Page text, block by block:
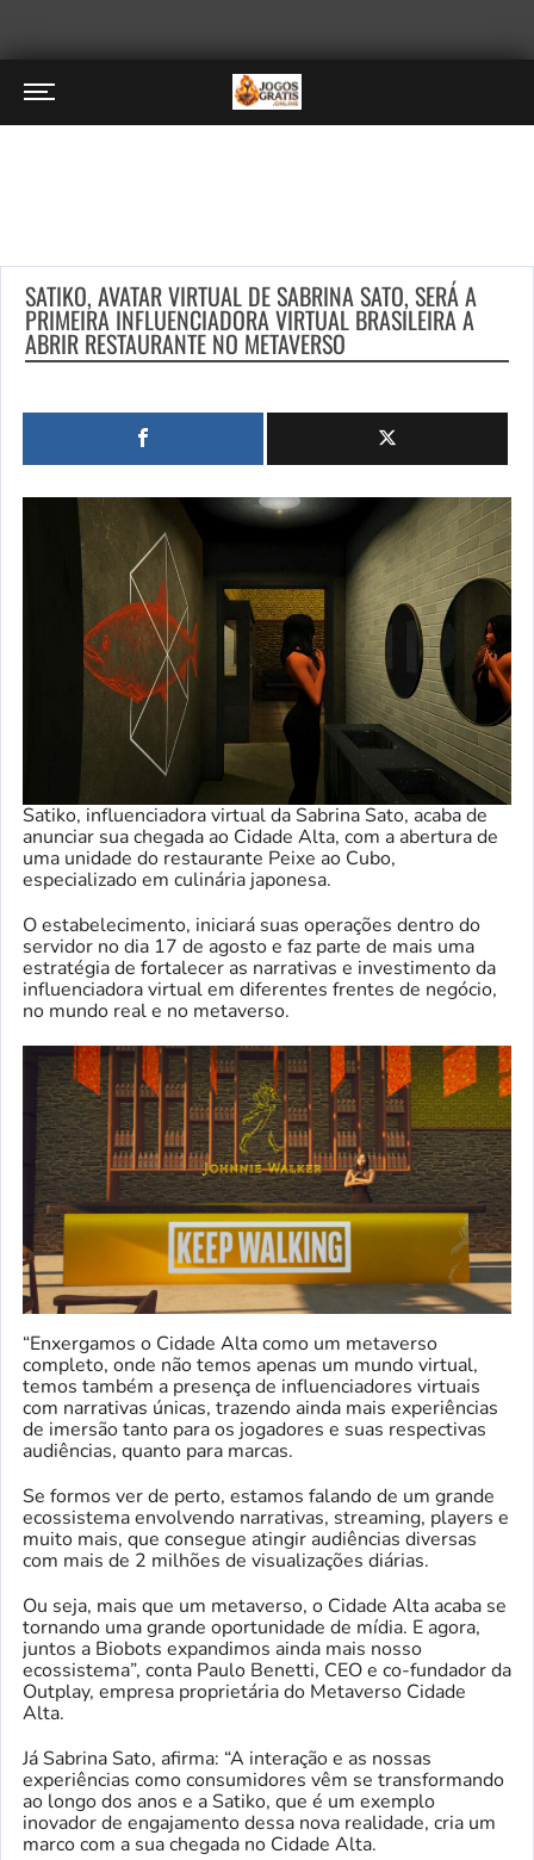
SATIKO, AVATAR VIRTUAL DE SABRINA SATO, SERÁ A
PRIMEIRA INFLUENCIADORA VIRTUAL BRASILEIRA A
ABRIR RESTAURANTE NO METAVERSO
Satiko, influenciadora virtual da Sabrina Sato, acaba de
anunciar sua chegada ao Cidade Alta, com a abertura de
uma unidade do restaurante Peixe ao Cubo,
especializado em culinária japonesa.
O estabelecimento, iniciará suas operações dentro do
servidor no dia 17 de agosto e faz parte de mais uma
estratégia de fortalecer as narrativas e investimento da
influenciadora virtual em diferentes frentes de negócio,
no mundo real e no metaverso.
“Enxergamos o Cidade Alta como um metaverso
completo, onde não temos apenas um mundo virtual,
temos também a presença de influenciadores virtuais
com narrativas únicas, trazendo ainda mais experiências
de imersão tanto para os jogadores e suas respectivas
audiências, quanto para marcas.
Se formos ver de perto, estamos falando de um grande
ecossistema envolvendo narrativas, streaming, players e
muito mais, que consegue atingir audiências diversas
com mais de 2 milhões de visualizações diárias.
Ou seja, mais que um metaverso, o Cidade Alta acaba se
tornando uma grande oportunidade de mídia. E agora,
juntos a Biobots expandimos ainda mais nosso
ecossistema”, conta Paulo Benetti, CEO e co-fundador da
Outplay, empresa proprietária do Metaverso Cidade
Alta.
Já Sabrina Sato, afirma: “A interação e as nossas
experiências como consumidores vêm se transformando
ao longo dos anos e a Satiko, que é um exemplo
inovador de engajamento dessa nova realidade, cria um
marco com a sua chegada no Cidade Alta.